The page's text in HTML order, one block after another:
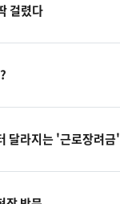
걸렸다
달라지는 '근로장려금'